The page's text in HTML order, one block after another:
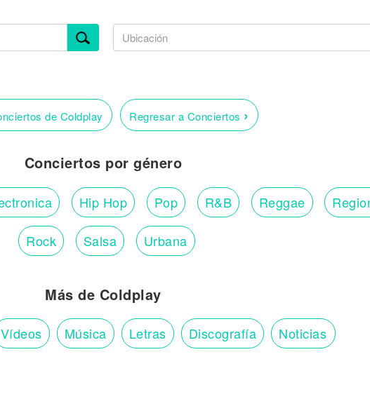
de Coldplay Regresar a Conciertos ›
Conciertos por género
Hip Hop Pop R&B Reggae
Rock Salsa Urbana
Más de Coldplay
Vídeos Música Letras Discografía Noticias